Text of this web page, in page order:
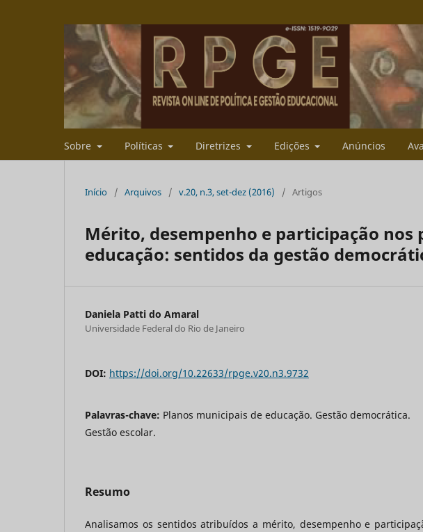
Sobre Políticas Diretrizes Edições Anúncios
Início / Arquivos / v.20, n.3, set-dez (2016) / Artigos
Mérito, desempenho e participação nos
educação: sentidos da gestão
Daniela Patti do Amaral
Universidade Federal do Rio de Janeiro
DOI: https://doi.org/10.22633/rpge.v20.n3.9732
Palavras-chave: Planos municipais de educação. Gestão democrática.
Gestão escolar.
Resumo
Analisamos os sentidos atribuídos a mérito, desempenho e